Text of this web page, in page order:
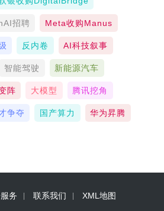
招聘 Meta收购Manus
反内卷 AI科技叙事
智能驾驶 新能源汽车
阵 大模型 腾讯挖角
争夺 国产算力 华为昇腾
务 联系我们 XML地图